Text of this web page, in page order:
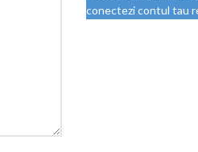
conectezi contul tau